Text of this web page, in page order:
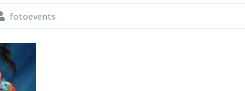
fotoevents